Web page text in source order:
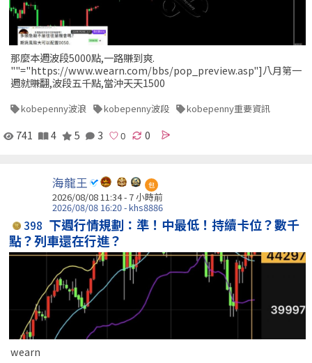
那麼本週波段5000點,一路賺到爽.
""="https://www.wearn.com/bbs/pop_preview.asp"]八月第一
週就賺翻,波段五千點,當沖天天1500
kobepenny波浪 kobepenny波段 kobepenny重要資訊
741 4 5 3 0
海龍王 包
2026/08/08 11:34 - 7 小時前
2026/08/08 16:20 - khs8886
398 下週行情規劃：準！中最低！持續卡位？數千
點？列車還在行進？
wearn